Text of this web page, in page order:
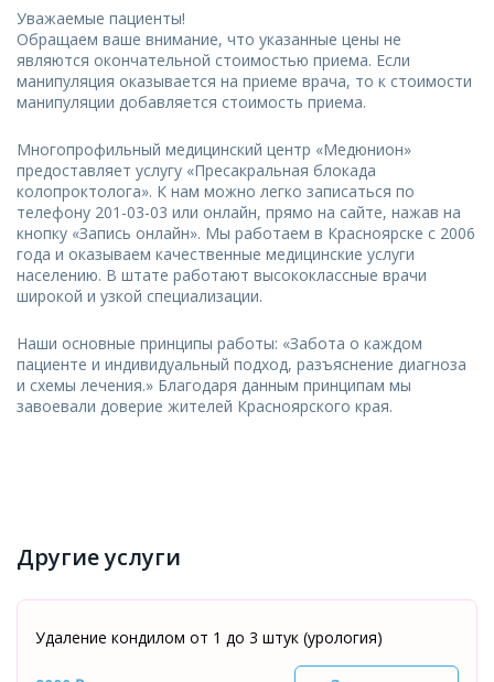
Уважаемые пациенты!
Обращаем ваше внимание, что указанные цены не
являются окончательной стоимостью приема. Если
манипуляция оказывается на приеме врача, то к стоимости
манипуляции добавляется стоимость приема.
Многопрофильный медицинский центр «Медюнион»
предоставляет услугу «Пресакральная блокада
колопроктолога». К нам можно легко записаться по
телефону 201-03-03 или онлайн, прямо на сайте, нажав на
кнопку «Запись онлайн». Мы работаем в Красноярске с 2006
года и оказываем качественные медицинские услуги
населению. В штате работают высококлассные врачи
широкой и узкой специализации.
Наши основные принципы работы: «Забота о каждом
пациенте и индивидуальный подход, разъяснение диагноза
и схемы лечения.» Благодаря данным принципам мы
завоевали доверие жителей Красноярского края.
Другие услуги
Удаление кондилом от 1 до 3 штук (урология)